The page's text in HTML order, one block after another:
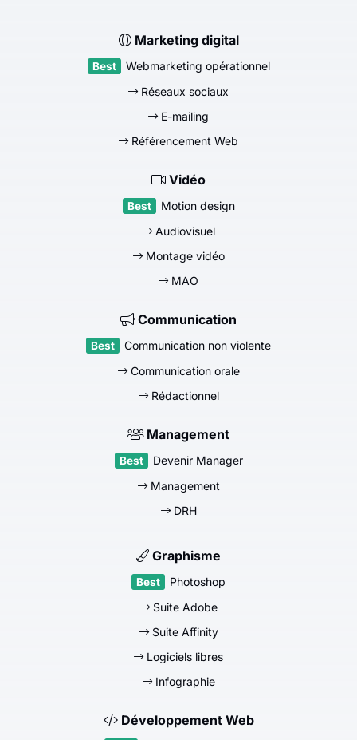
Marketing digital
Webmarketing opérationnel
Réseaux sociaux
E-mailing
Référencement Web
Vidéo
Motion design
Audiovisuel
Montage vidéo
MAO
Communication
Communication non violente
Communication orale
Rédactionnel
Management
Devenir Manager
Management
DRH
Graphisme
Photoshop
Suite Adobe
Suite Affinity
Logiciels libres
Infographie
Développement Web